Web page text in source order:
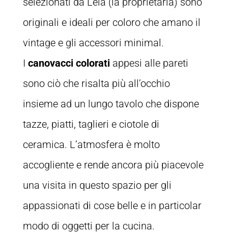
originali e ideali per coloro che amano il
vintage e gli accessori minimal.
I canovacci coloratiappesi alle pareti
sono ciò che risalta più all’occhio
insieme ad un lungo tavolo che dispone
tazze, piatti, taglieri e ciotole di
ceramica. L’atmosfera è molto
accogliente e rende ancora più piacevole
una visita in questo spazio per gli
appassionati di cose belle e in particolar
modo di oggetti per la cucina.